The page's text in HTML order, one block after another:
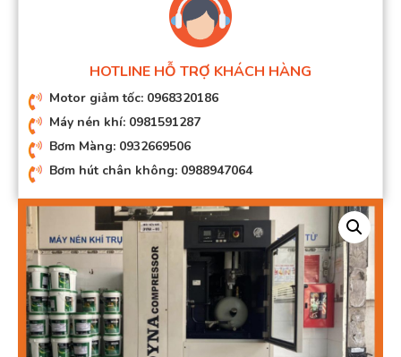
HOTLINE HỖ TRỢ KHÁCH HÀNG
Motor giảm tốc: 0968320186
Máy nén khí: 0981591287
Bơm Màng: 0932669506
Bơm hút chân không: 0988947064